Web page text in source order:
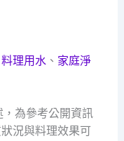
料理用水 、 家庭淨
為參考公開資訊
況與料理效果可